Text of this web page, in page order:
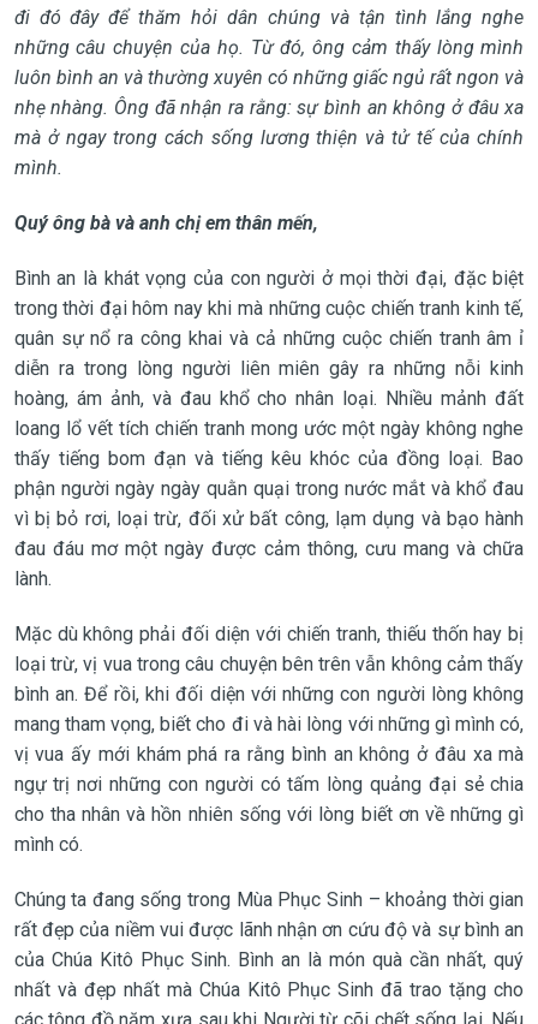
đi đó đây để thăm hỏi dân chúng và tận tình lắng nghe
những câu chuyện của họ. Từ đó, ông cảm thấy lòng mình
luôn bình an và thường xuyên có những giấc ngủ rất ngon và
nhẹ nhàng. Ông đã nhận ra rằng: sự bình an không ở đâu xa
mà ở ngay trong cách sống lương thiện và tử tế của chính
mình.
Quý ông bà và anh chị em thân mến,
Bình an là khát vọng của con người ở mọi thời đại, đặc biệt
trong thời đại hôm nay khi mà những cuộc chiến tranh kinh tế,
quân sự nổ ra công khai và cả những cuộc chiến tranh âm ỉ
diễn ra trong lòng người liên miên gây ra những nỗi kinh
hoàng, ám ảnh, và đau khổ cho nhân loại. Nhiều mảnh đất
loang lổ vết tích chiến tranh mong ước một ngày không nghe
thấy tiếng bom đạn và tiếng kêu khóc của đồng loại. Bao
phận người ngày ngày quằn quại trong nước mắt và khổ đau
vì bị bỏ rơi, loại trừ, đối xử bất công, lạm dụng và bạo hành
đau đáu mơ một ngày được cảm thông, cưu mang và chữa
lành.
Mặc dù không phải đối diện với chiến tranh, thiếu thốn hay bị
loại trừ, vị vua trong câu chuyện bên trên vẫn không cảm thấy
bình an. Để rồi, khi đối diện với những con người lòng không
mang tham vọng, biết cho đi và hài lòng với những gì mình có,
vị vua ấy mới khám phá ra rằng bình an không ở đâu xa mà
ngự trị nơi những con người có tấm lòng quảng đại sẻ chia
cho tha nhân và hồn nhiên sống với lòng biết ơn về những gì
mình có.
Chúng ta đang sống trong Mùa Phục Sinh – khoảng thời gian
rất đẹp của niềm vui được lãnh nhận ơn cứu độ và sự bình an
của Chúa Kitô Phục Sinh. Bình an là món quà cần nhất, quý
nhất và đẹp nhất mà Chúa Kitô Phục Sinh đã trao tặng cho
các tông đồ năm xưa sau khi Người từ cõi chết sống lại. Nếu